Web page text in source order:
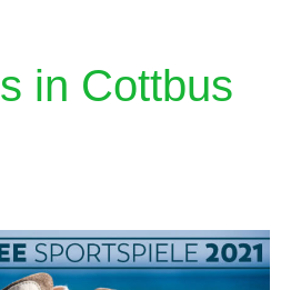
in Cottbus